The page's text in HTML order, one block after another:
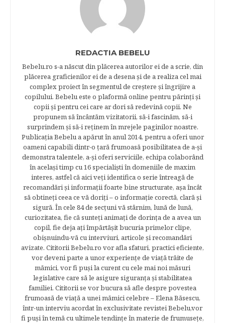
REDACTIA BEBELU
Bebelu.ro s-a născut din plăcerea autorilor ei de a scrie, din
plăcerea graficienilor ei de a desena şi de a realiza cel mai
complex proiect în segmentul de creştere şi îngrijire a
copilului. Bebelu este o plaformă online pentru părinţi şi
copii şi pentru cei care ar dori să redevină copii. Ne
propunem să încântăm vizitatorii, să-i fascinăm, să-i
surprindem şi să-i reţinem în mrejele paginilor noastre.​
Publicația Bebelu a apărut în anul 2014, pentru a oferi unor
oameni capabili dintr-o ţară frumoasă posibilitatea de a-şi
demonstra talentele, a-şi oferi serviciile, echipa colaborând
în acelaşi timp cu 16 specialişti în domeniile de maxim
interes, astfel că aici veţi identifica o serie întreagă de
recomandări şi informaţii foarte bine structurate, aşa încât
să obtineţi ceea ce vă doriţi – o informaţie corectă, clară şi
sigură. În cele 84 de secțuni vă stârnim, lună de lună,
curiozitatea, fie că sunteţi animaţi de dorinţa de a avea un
copil, fie deja aţi împărtăşit bucuria primelor clipe,
obişnuindu-vă cu interviuri, articole şi recomandări
avizate. Cititorii Bebelu.ro vor afla sfaturi, practici eficiente,
vor deveni parte a unor experienţe de viaţă trăite de
mămici, vor fi puşi la curent cu cele mai noi măsuri
legislative care să le asigure siguranţa şi stabilitatea
familiei. Cititorii se vor bucura să afle despre povestea
frumoasă de viață a unei mămici celebre – Elena Băsescu,
într-un interviu acordat în exclusivitate revistei Bebelu,vor
fi puşi în temă cu ultimele tendinţe în materie de frumuseţe,